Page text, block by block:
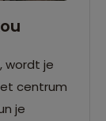
wordt je
centrum
je